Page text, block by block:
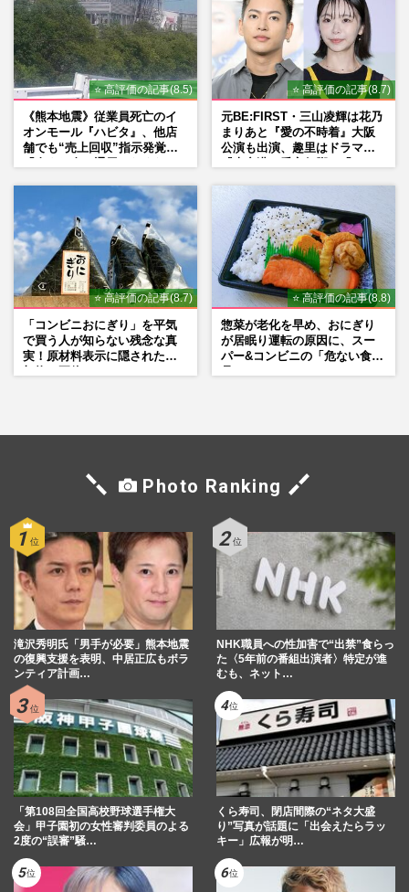
⭐ 高評価の記事(8.5)
《熊本地震》従業員死亡のイ
オンモール『ハビタ』、他店
舗でも“売上回収”指示発覚で
⭐ 高評価の記事(8.7)
元BE:FIRST・三山凌輝は花乃
まりあと『愛の不時着』大阪
公演も出演、趣里はドラマ
⭐ 高評価の記事(8.7)
「コンビニおにぎり」を平気
で買う人が知らない残念な真
実！原材料表示に隠された添
⭐ 高評価の記事(8.8)
惣菜が老化を早め、おにぎり
が居眠り運転の原因に、スー
パー&コンビニの「危ない食
Photo Ranking
滝沢秀明氏「男手が必要」熊本地震
の復興支援を表明、中居正広もボラ
ンティア計画…
NHK職員への性加害で“出禁”食らっ
た〈5年前の番組出演者〉特定が進
むも、ネット…
「第108回全国高校野球選手権大
会」甲子園初の女性審判委員のよる
2度の“誤審”騒…
くら寿司、閉店間際の“ネタ大盛
り”写真が話題に「出会えたらラッ
キー」広報が明…